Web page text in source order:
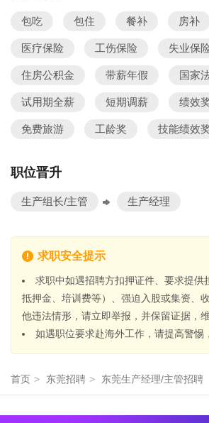
包吃 包住 餐补 房补
医疗保险 工伤保险 失业保
住房公积金 带薪年假 国家
试用期全薪 短期调薪 绩效
免费旅游 工龄奖 技能绩效
职位晋升
生产组长/主管 生产经理
求职安全提示
求职中如遇招聘方扣押证件、要求提供
抵押金、培训费等）、强迫入股或集资、
他违法情形，请立即举报，并保留证据，
如遇职位要求赴海外工作，请提高警惕
首页 > 东莞招聘 > 东莞生产经理/主管招聘